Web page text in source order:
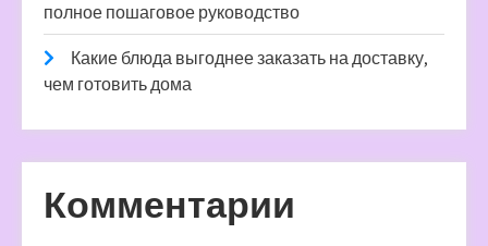
полное пошаговое руководство
Какие блюда выгоднее заказать на доставку,
чем готовить дома
Комментарии